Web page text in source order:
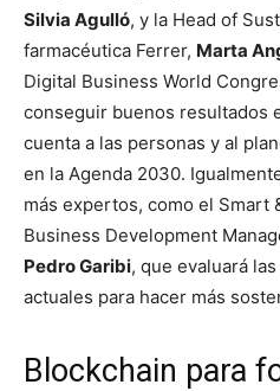
Silvia Agulló, y la Head of
farmacéutica Ferrer, Marta
Digital Business World
conseguir buenos resultados
cuenta a las personas y al
en la Agenda 2030.
más expertos, como el Smart
Business Development
Pedro Garibi, que evaluará
actuales para hacer más
Blockchain para